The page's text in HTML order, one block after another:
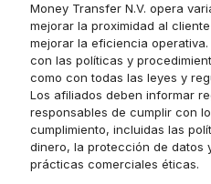
Money Transfer N.V. opera
mejorar la proximidad al
mejorar la eficiencia
con las políticas y
como con todas las leyes y
Los afiliados deben informar
responsables de cumplir con
cumplimiento, incluidas las
dinero, la protección de datos
prácticas comerciales éticas.